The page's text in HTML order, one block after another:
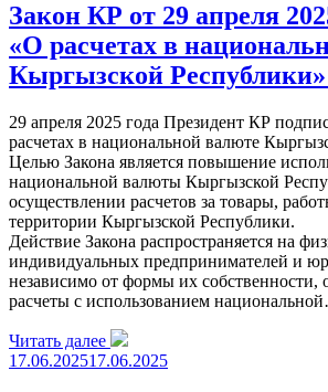
Закон КР от 29 апреля
«О расчетах в
Кыргызской Республики»
29 апреля 2025 года Президент КР
расчетах в национальной валюте
Целью Закона является повышение
национальной валюты Кыргызской
осуществлении расчетов за товары,
территории Кыргызской Республики.
Действие Закона распространяется на
индивидуальных предпринимателей и
независимо от формы их
расчеты с использованием
Читать далее
17.06.202517.06.2025